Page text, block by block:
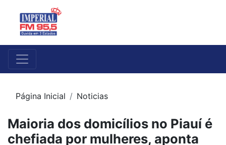
Página Inicial Noticias
Maioria dos domicílios no Piauí é
chefiada por mulheres, aponta